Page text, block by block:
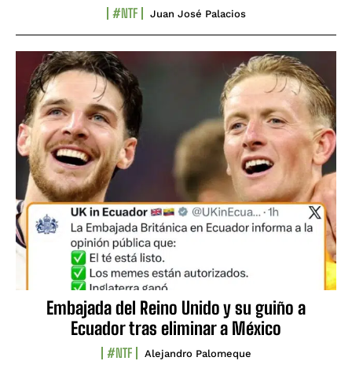
#NTF Juan José Palacios
Embajada del Reino Unido y su guiño a
Ecuador tras eliminar a México
#NTF Alejandro Palomeque